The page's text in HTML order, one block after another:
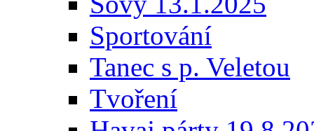
Sportování
Tanec s p. Veletou
Tvoření